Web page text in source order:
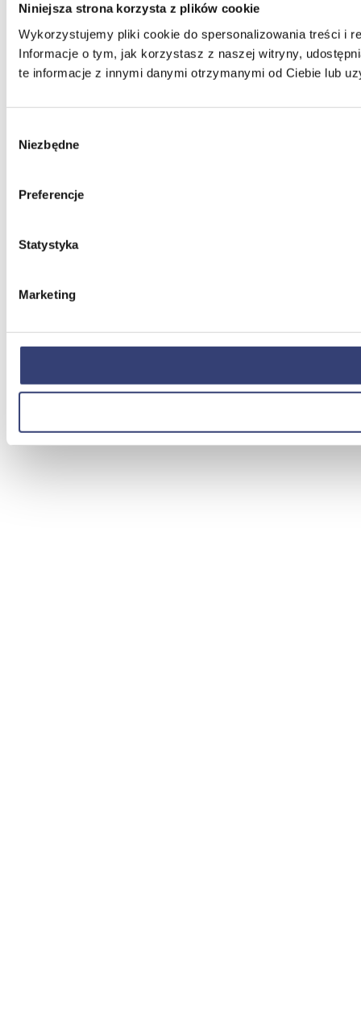
Niniejsza strona korzysta z plików cookie
Wykorzystujemy pliki cookie do spersonalizowania treści i
Informacje o tym, jak korzystasz z naszej witryny,
te informacje z innymi danymi otrzymanymi od Ciebie lub
zgody
Niezbędne
Preferencje
Statystyka
Marketing